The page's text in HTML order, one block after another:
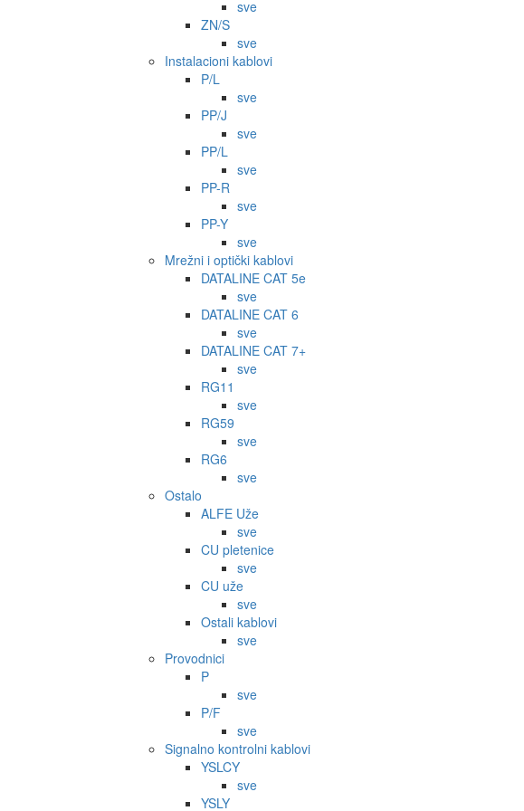
sve
ZN/S
sve
Instalacioni kablovi
P/L
sve
PP/J
sve
PP/L
sve
PP-R
sve
PP-Y
sve
Mrežni i optički kablovi
DATALINE CAT 5e
sve
DATALINE CAT 6
sve
DATALINE CAT 7+
sve
RG11
sve
RG59
sve
RG6
sve
Ostalo
ALFE Uže
sve
CU pletenice
sve
CU uže
sve
Ostali kablovi
sve
Provodnici
P
sve
P/F
sve
Signalno kontrolni kablovi
YSLCY
sve
YSLY